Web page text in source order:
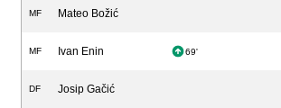
MF Mateo Božić
MF Ivan Enin 69'
DF Josip Gačić